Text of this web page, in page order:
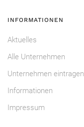
INFORMATIONEN
Aktuelles
Alle Unternehmen
Unternehmen eintragen
Informationen
Impressum